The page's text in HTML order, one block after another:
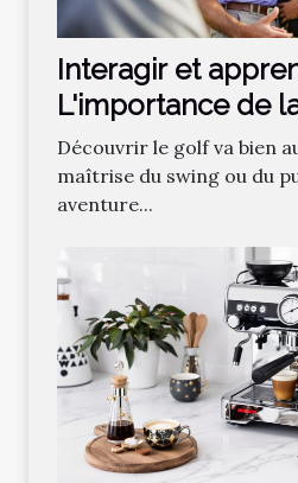
Interagir et
L'importance de
communauté
l'apprentissage
Découvrir le golf va bien
maîtrise du swing ou du
aventure...